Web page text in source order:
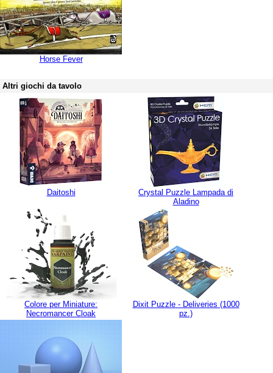
Horse Fever
Altri giochi da tavolo
Daitoshi
Crystal Puzzle Lampada di
Aladino
Colore per Miniature:
Necromancer Cloak
Dixit Puzzle - Deliveries (1000
pz.)